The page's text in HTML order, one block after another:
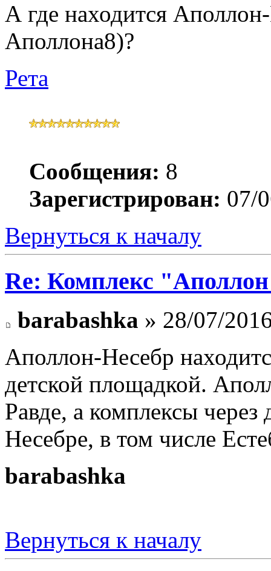
А где находится
Аполлона8)?
Рета
Сообщения: 8
Зарегистрирован: 07/
Вернуться к началу
Re: Комплекс
barabashka » 28/07/
Аполлон-Несебр
детской площадкой.
Равде, а комплексы через
Несебре, в том числе
barabashka
Вернуться к началу